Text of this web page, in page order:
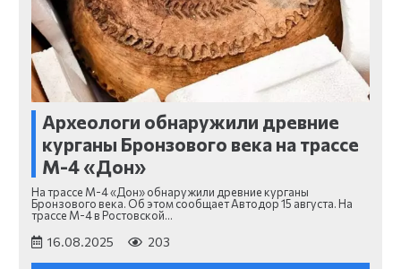
Археологи обнаружили древние
курганы Бронзового века на трассе
М-4 «Дон»
На трассе М-4 «Дон» обнаружили древние курганы
Бронзового века. Об этом сообщает Автодор 15 августа. На
трассе М-4 в Ростовской…
16.08.2025 203